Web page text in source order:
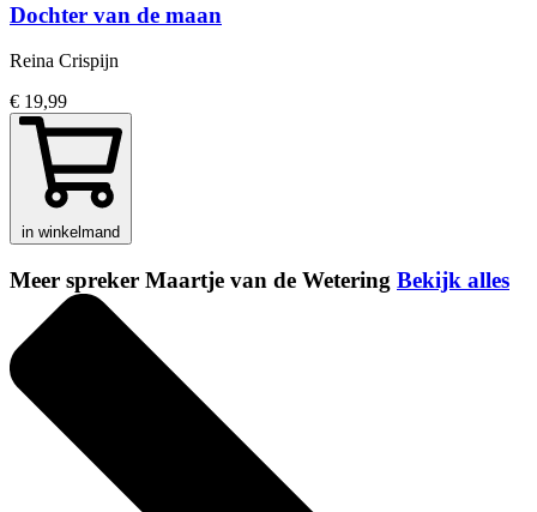
Dochter van de maan
Reina Crispijn
€ 19,99
in winkelmand
Meer spreker Maartje van de Wetering Bekijk alles